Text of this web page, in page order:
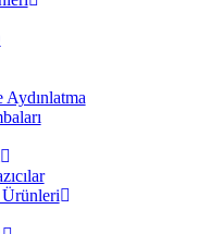
Aydınlatma